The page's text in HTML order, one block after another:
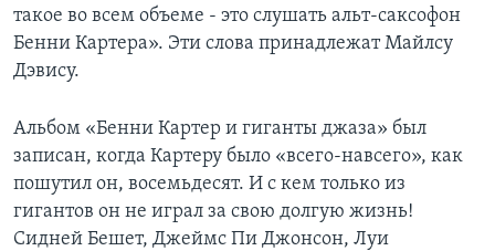
такое во всем объеме - это слушать альт-саксофон
Бенни Картера». Эти слова принадлежат Майлсу
Дэвису.
Альбом «Бенни Картер и гиганты джаза» был
записан, когда Картеру было «всего-навсего», как
пошутил он, восемьдесят. И с кем только из
гигантов он не играл за свою долгую жизнь!
Сидней Бешет, Джеймс Пи Джонсон, Луи